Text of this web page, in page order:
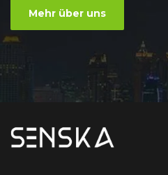
Mehr über uns